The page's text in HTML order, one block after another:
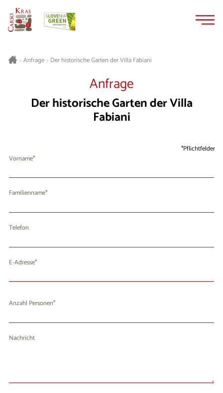
>Anfrage> Der historische Garten der Villa Fabiani
Anfrage
Der historische Garten der Villa
Fabiani
Pflichtfelder
Vorname
Familienname
Telefon
E-Adresse
Anzahl Personen
Nachricht